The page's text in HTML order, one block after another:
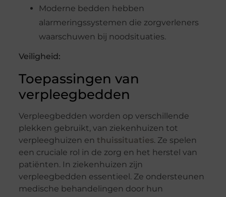
Moderne bedden hebben
alarmeringssystemen die zorgverleners
waarschuwen bij noodsituaties.
Veiligheid:
Toepassingen van
verpleegbedden
Verpleegbedden worden op verschillende
plekken gebruikt, van ziekenhuizen tot
verpleeghuizen en thuissituaties. Ze spelen
een cruciale rol in de zorg en het herstel van
patiënten. In ziekenhuizen zijn
verpleegbedden essentieel. Ze ondersteunen
medische behandelingen door hun